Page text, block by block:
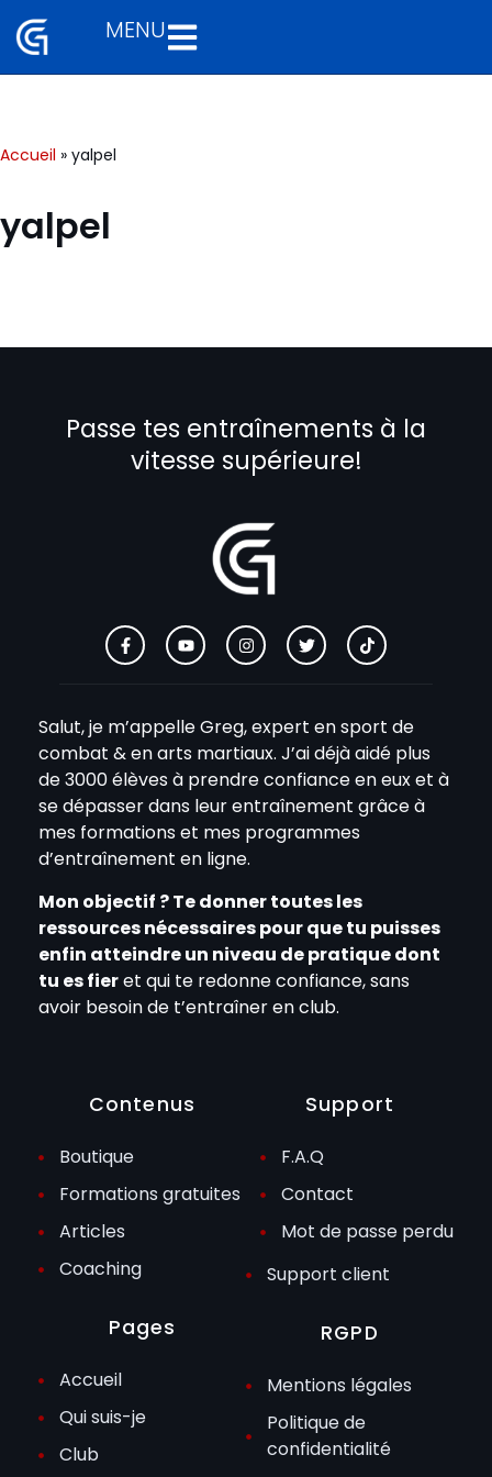
Aller
MENU
Accueil » yalpel
yalpel
Passe tes entraînements à la
vitesse supérieure!
Salut, je m’appelle Greg, expert en sport de
combat & en arts martiaux. J’ai déjà aidé plus
de 3000 élèves à prendre confiance en eux et à
se dépasser dans leur entraînement grâce à
mes formations et mes programmes
d’entraînement en ligne.
Mon objectif ? Te donner toutes les
ressources nécessaires pour que tu puisses
enfin atteindre un niveau de pratique dont
tu es fieret qui te redonne confiance, sans
avoir besoin de t’entraîner en club.
Contenus
Boutique
Formations gratuites
Articles
Coaching
Pages
Accueil
Qui suis-je
Club
Support
F.A.Q
Contact
Mot de passe perdu
Support client
RGPD
Mentions légales
Politique de
confidentialité